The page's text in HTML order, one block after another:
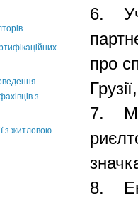
з
з житловою
6.
про
7.
8.